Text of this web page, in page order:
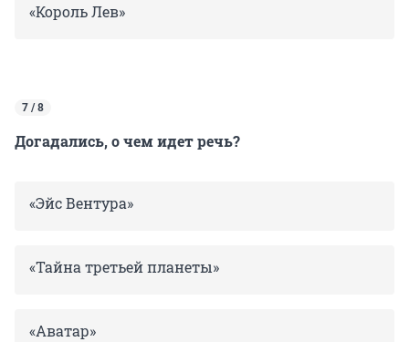
«Король Лев»
7 / 8
Догадались, о чем идет речь?
«Эйс Вентура»
«Тайна третьей планеты»
«Аватар»